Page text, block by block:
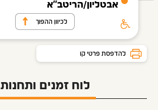
אבטליון/הריטב''א
לכיוון ההפוך
להדפסת פרטי קו
לוח זמנים ותחנות